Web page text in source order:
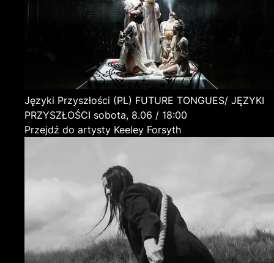
Języki Przyszłości (PL) FUTURE TONGUES/ JĘZYKI
PRZYSZŁOŚCI
sobota, 8.06 / 18:00
Przejdź do artysty Keeley Forsyth